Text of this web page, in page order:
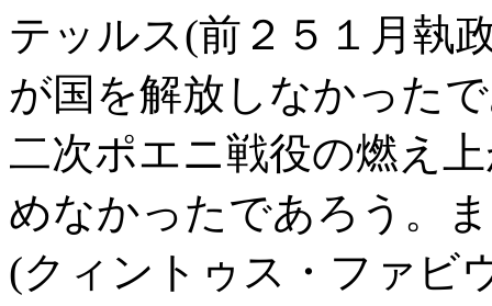
テッルス(前２５１月執
が国を解放しなかった
二次ポエニ戦役の燃え
めなかったであろう。
(クィントゥス・ファビ